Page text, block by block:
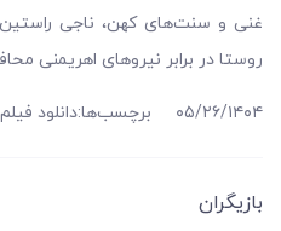
غنی و سنت‌های کهن، ناجی راستین
روستا در برابر نیروهای اهریمنی
۰۵/۲۶/۱۴۰۴ برچسب‌ها:دانلود فیلم
بازیگران